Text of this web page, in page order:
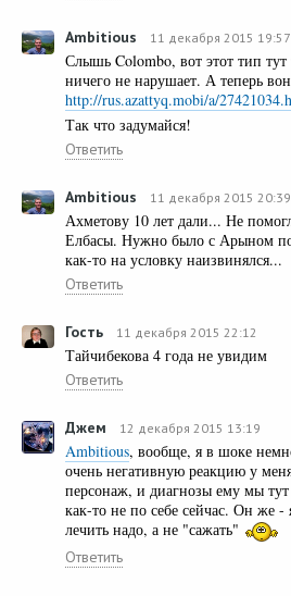
Ambitious 11 декабря 2015 19:57
Слышь Colombo, вот этот тип тут
ничего не нарушает. А теперь
http://rus.azattyq.mobi/a/
Так что задумайся!
Ответить
Ambitious 11 декабря 2015 20:39
Ахметову 10 лет дали... Не
Елбасы. Нужно было с Арыном
как-то на условку наизвинялся...
Ответить
Гость 11 декабря 2015 22:12
Тайчибекова 4 года не увидим
Ответить
Джем 12 декабря 2015 13:19
Ambitious, вообще, я в шоке
очень негативную реакцию у
персонаж, и диагнозы ему мы
как-то не по себе сейчас. Он же -
лечить надо, а не "сажать"
Ответить